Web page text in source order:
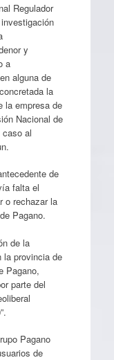
Regulador
y
a
alguna de
la
la empresa de
Nacional de
caso al
de
falta el
o rechazar la
Pagano.
de la
la provincia de
Pagano,
parte del
Pagano
de